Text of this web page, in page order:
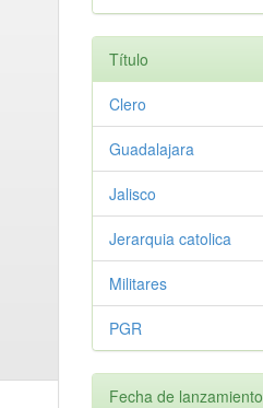
Título
Clero
Guadalajara
Jalisco
Jerarquia catolica
Militares
PGR
Fecha de lanzamiento